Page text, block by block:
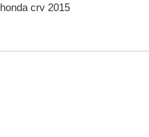
honda crv 2015